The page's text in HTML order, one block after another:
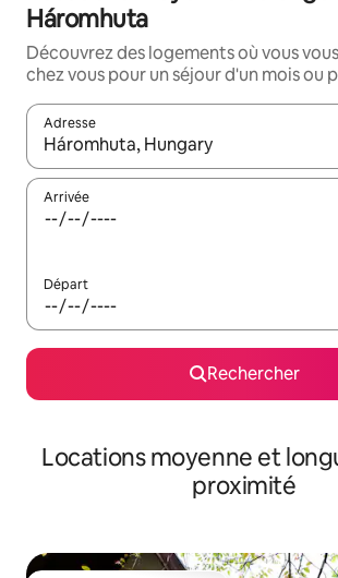
Háromhuta
Découvrez des logements où vous
chez vous pour un séjour d'un mois ou
Adresse
Lorsque les résultats s'affichent, utilisez
Arrivée
Départ
Rechercher
Locations moyenne et
proximité